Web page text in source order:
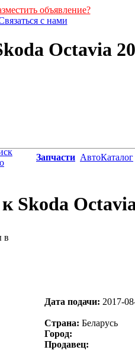
объявление?
с нами
Octavia
Запчасти АвтоКаталог
Skoda
в
Дата подачи: 2017-
Страна: Беларусь
Город:
Продавец: